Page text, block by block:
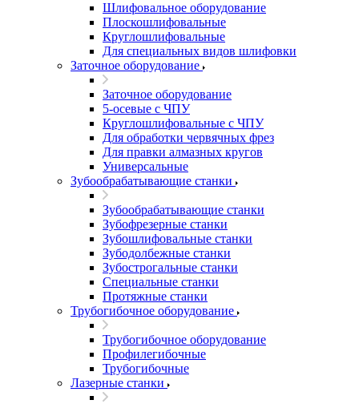
Шлифовальное оборудование
Плоскошлифовальные
Круглошлифовальные
Для специальных видов шлифовки
Заточное оборудование
Заточное оборудование
5-осевые с ЧПУ
Круглошлифовальные с ЧПУ
Для обработки червячных фрез
Для правки алмазных кругов
Универсальные
Зубообрабатывающие станки
Зубообрабатывающие станки
Зубофрезерные станки
Зубошлифовальные станки
Зубодолбежные станки
Зубострогальные станки
Специальные станки
Протяжные станки
Трубогибочное оборудование
Трубогибочное оборудование
Профилегибочные
Трубогибочные
Лазерные станки